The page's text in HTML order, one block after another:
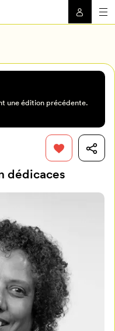
une édition précédente.
dédicaces